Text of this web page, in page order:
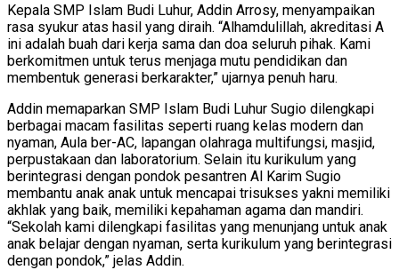
Kepala SMP Islam Budi Luhur, Addin Arrosy, menyampaikan
rasa syukur atas hasil yang diraih. “Alhamdulillah, akreditasi A
ini adalah buah dari kerja sama dan doa seluruh pihak. Kami
berkomitmen untuk terus menjaga mutu pendidikan dan
membentuk generasi berkarakter,” ujarnya penuh haru.
Addin memaparkan SMP Islam Budi Luhur Sugio dilengkapi
berbagai macam fasilitas seperti ruang kelas modern dan
nyaman, Aula ber-AC, lapangan olahraga multifungsi, masjid,
perpustakaan dan laboratorium. Selain itu kurikulum yang
berintegrasi dengan pondok pesantren Al Karim Sugio
membantu anak anak untuk mencapai trisukses yakni memiliki
akhlak yang baik, memiliki kepahaman agama dan mandiri.
“Sekolah kami dilengkapi fasilitas yang menunjang untuk anak
anak belajar dengan nyaman, serta kurikulum yang berintegrasi
dengan pondok,” jelas Addin.